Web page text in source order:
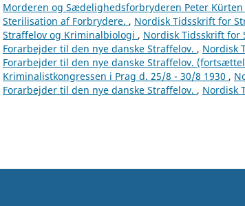
Morderen og Sædelighedsforbryderen Peter Kürten
Sterilisation af Forbrydere. , Nordisk Tidsskrift for
Straffelov og Kriminalbiologi , Nordisk Tidsskrift for
Forarbejder til den nye danske Straffelov. , Nordisk
Forarbejder til den nye danske Straffelov.
Kriminalistkongressen i Prag d. 25/8 - 30/8 1930 ,
Forarbejder til den nye danske Straffelov. , Nordisk